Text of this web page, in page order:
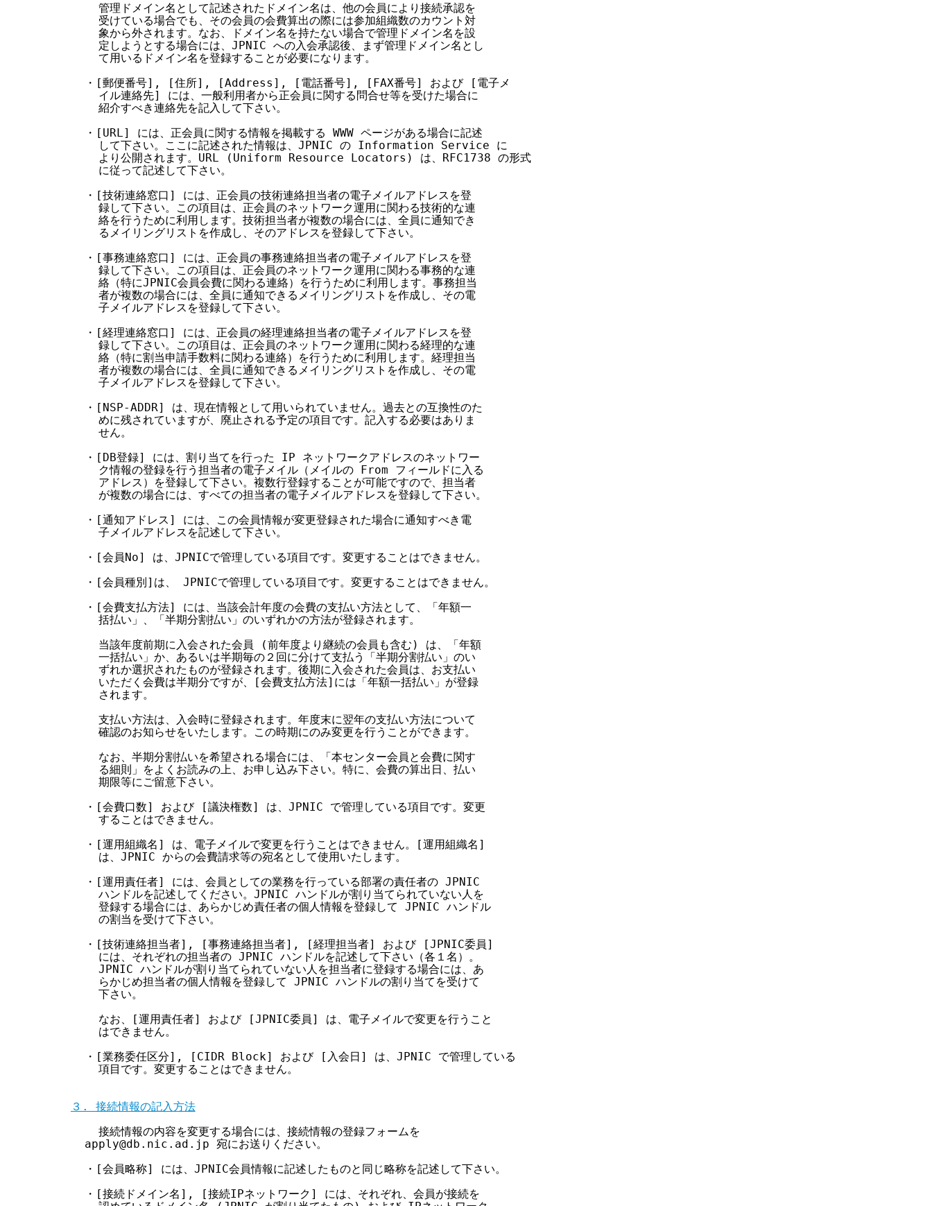
    管理ドメイン名として記述されたドメイン名は、他の会員により接続承認を
    受けている場合でも、その会員の会費算出の際には参加組織数のカウント対
    象から外されます。なお、ドメイン名を持たない場合で管理ドメイン名を設
    定しようとする場合には、JPNIC への入会承認後、まず管理ドメイン名とし
    て用いるドメイン名を登録することが必要になります。
  ・[郵便番号], [住所], [Address], [電話番号], [FAX番号] および [電子メ
    イル連絡先] には、一般利用者から正会員に関する問合せ等を受けた場合に
    紹介すべき連絡先を記入して下さい。
  ・[URL] には、正会員に関する情報を掲載する WWW ページがある場合に記述
    して下さい。ここに記述された情報は、JPNIC の Information Service に
    より公開されます。URL (Uniform Resource Locators) は、RFC1738 の形式
    に従って記述して下さい。
  ・[技術連絡窓口] には、正会員の技術連絡担当者の電子メイルアドレスを登
    録して下さい。この項目は、正会員のネットワーク運用に関わる技術的な連
    絡を行うために利用します。技術担当者が複数の場合には、全員に通知でき
    るメイリングリストを作成し、そのアドレスを登録して下さい。
  ・[事務連絡窓口] には、正会員の事務連絡担当者の電子メイルアドレスを登
    録して下さい。この項目は、正会員のネットワーク運用に関わる事務的な連
    絡（特にJPNIC会員会費に関わる連絡）を行うために利用します。事務担当
    者が複数の場合には、全員に通知できるメイリングリストを作成し、その電
    子メイルアドレスを登録して下さい。
  ・[経理連絡窓口] には、正会員の経理連絡担当者の電子メイルアドレスを登
    録して下さい。この項目は、正会員のネットワーク運用に関わる経理的な連
    絡（特に割当申請手数料に関わる連絡）を行うために利用します。経理担当
    者が複数の場合には、全員に通知できるメイリングリストを作成し、その電
    子メイルアドレスを登録して下さい。
  ・[NSP-ADDR] は、現在情報として用いられていません。過去との互換性のた
    めに残されていますが、廃止される予定の項目です。記入する必要はありま
    せん。
  ・[DB登録] には、割り当てを行った IP ネットワークアドレスのネットワー
    ク情報の登録を行う担当者の電子メイル（メイルの From フィールドに入る
    アドレス）を登録して下さい。複数行登録することが可能ですので、担当者
    が複数の場合には、すべての担当者の電子メイルアドレスを登録して下さい。
  ・[通知アドレス] には、この会員情報が変更登録された場合に通知すべき電
    子メイルアドレスを記述して下さい。
  ・[会員No] は、JPNICで管理している項目です。変更することはできません。
  ・[会員種別]は、 JPNICで管理している項目です。変更することはできません。
  ・[会費支払方法] には、当該会計年度の会費の支払い方法として、「年額一
    括払い」、「半期分割払い」のいずれかの方法が登録されます。
    当該年度前期に入会された会員 (前年度より継続の会員も含む) は、「年額
    一括払い」か、あるいは半期毎の２回に分けて支払う「半期分割払い」のい
    ずれか選択されたものが登録されます。後期に入会された会員は、お支払い
    いただく会費は半期分ですが、[会費支払方法]には「年額一括払い」が登録
    されます。
    支払い方法は、入会時に登録されます。年度末に翌年の支払い方法について
    確認のお知らせをいたします。この時期にのみ変更を行うことができます。
    なお、半期分割払いを希望される場合には、「本センター会員と会費に関す
    る細則」をよくお読みの上、お申し込み下さい。特に、会費の算出日、払い
    期限等にご留意下さい。
  ・[会費口数] および [議決権数] は、JPNIC で管理している項目です。変更
    することはできません。
  ・[運用組織名] は、電子メイルで変更を行うことはできません。[運用組織名]
    は、JPNIC からの会費請求等の宛名として使用いたします。
  ・[運用責任者] には、会員としての業務を行っている部署の責任者の JPNIC
    ハンドルを記述してください。JPNIC ハンドルが割り当てられていない人を
    登録する場合には、あらかじめ責任者の個人情報を登録して JPNIC ハンドル
    の割当を受けて下さい。
  ・[技術連絡担当者], [事務連絡担当者], [経理担当者] および [JPNIC委員]
    には、それぞれの担当者の JPNIC ハンドルを記述して下さい（各１名）。
    JPNIC ハンドルが割り当てられていない人を担当者に登録する場合には、あ
    らかじめ担当者の個人情報を登録して JPNIC ハンドルの割り当てを受けて
    下さい。
    なお、[運用責任者] および [JPNIC委員] は、電子メイルで変更を行うこと
    はできません。
  ・[業務委任区分], [CIDR Block] および [入会日] は、JPNIC で管理している
    項目です。変更することはできません。
３. 接続情報の記入方法
    接続情報の内容を変更する場合には、接続情報の登録フォームを
  apply@db.nic.ad.jp 宛にお送りください。
  ・[会員略称] には、JPNIC会員情報に記述したものと同じ略称を記述して下さい。
  ・[接続ドメイン名], [接続IPネットワーク] には、それぞれ、会員が接続を